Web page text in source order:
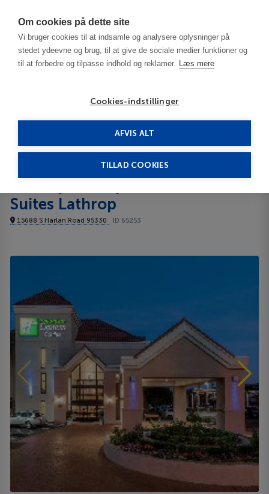
Om cookies på dette site
Vi bruger cookies til at indsamle og analysere oplysninger på
stedet ydeevne og brug, til at give de sociale medier funktioner og
til at forbedre og tilpasse indhold og reklamer. Læs mere
Cookies-indstillinger
AFVIS ALT
TILLAD COOKIES
Central Valley - CA
Holiday Inn Express and Suites Lathrop 3***
Suites Lathrop
15688 S Harlan Road 95330 ID 65253